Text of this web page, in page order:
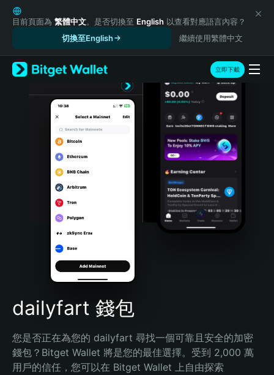
English
日本語
Русский
Español (Latinoamérica)
Türkçe
Português (Portugal)
Bahasa Indonesia
Português (Brasil)
Español (Argentina)
目前頁面為 繁體中文。是否切換至 English 以查看對應語言內容？
切換至English
繼續使用繁體中文
立即下載
dailyfart 錢包
您是否正在為您的 dailyfart 尋找一個可靠且安全的加密
錢包？Bitget Wallet 將是您的最佳選擇。受到 2,000 萬
用戶的信任，您可以在 Bitget Wallet 上自由探索